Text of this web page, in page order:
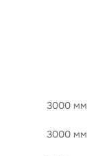
3000 мм
3000 мм